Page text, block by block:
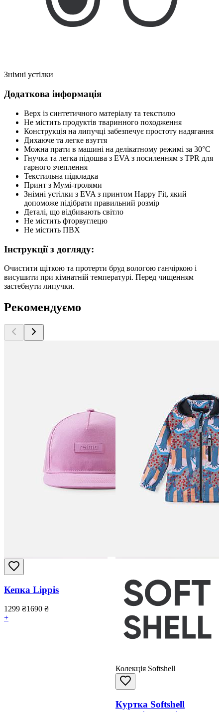
Знімні устілки
Додаткова інформація
Верх із синтетичного матеріалу та текстилю
Не містить продуктів тваринного походження
Конструкція на липучці забезпечує простоту надягання
Дихаюче та легке взуття
Можна прати в машині на делікатному режимі за 30°C
Гнучка та легка підошва з EVA з посиленням з TPR для
гарного зчеплення
Текстильна підкладка
Принт з Мумі-тролями
Знімні устілки з EVA з принтом Happy Fit, який
допоможе підібрати правильний розмір
Деталі, що відбивають світло
Не містить фторвуглецю
Не містить ПВХ
Інструкції з догляду:
Очистити щіткою та протерти бруд вологою ганчіркою і
висушити при кімнатній температурі. Перед чищенням
застебнути липучки.
Рекомендуємо
Кепка Lippis
1299 ₴1690 ₴
+
Колекція Softshell
Куртка Softshell